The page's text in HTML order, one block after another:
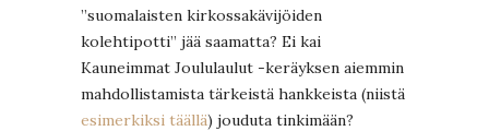
”suomalaisten kirkossakävijöiden
kolehtipotti” jää saamatta? Ei kai
Kauneimmat Joululaulut -keräyksen aiemmin
mahdollistamista tärkeistä hankkeista (niistä
esimerkiksi täällä) jouduta tinkimään?